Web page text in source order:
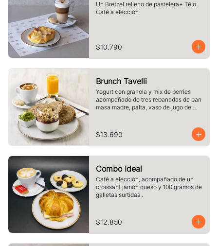
Un Bretzel relleno de pastelera+ Té o
Café a elección
$10.790
Brunch Tavelli
Yogurt con granola y mix de berries
acompañado de tres rebanadas de pan
masa madre, palta, vaso de jugo de
$13.690
Combo Ideal
Café a elección, acompañado de un
croissant jamón queso y 100 gramos de
galletas surtidas .
$12.850